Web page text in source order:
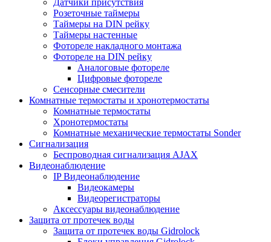
Розеточные таймеры
Таймеры на DIN рейку
Таймеры настенные
Фотореле накладного монтажа
Фотореле на DIN рейку
Аналоговые фотореле
Цифровые фотореле
Сенсорные смесители
Комнатные термостаты и хронотермостаты
Комнатные термостаты
Хронотермостаты
Комнатные механические термостаты Sonder
Сигнализация
Беспроводная сигнализация AJAX
Видеонаблюдение
IP Видеонаблюдение
Видеокамеры
Видеорегистраторы
Аксессуары видеонаблюдение
Защита от протечек воды
Защита от протечек воды Gidrolock